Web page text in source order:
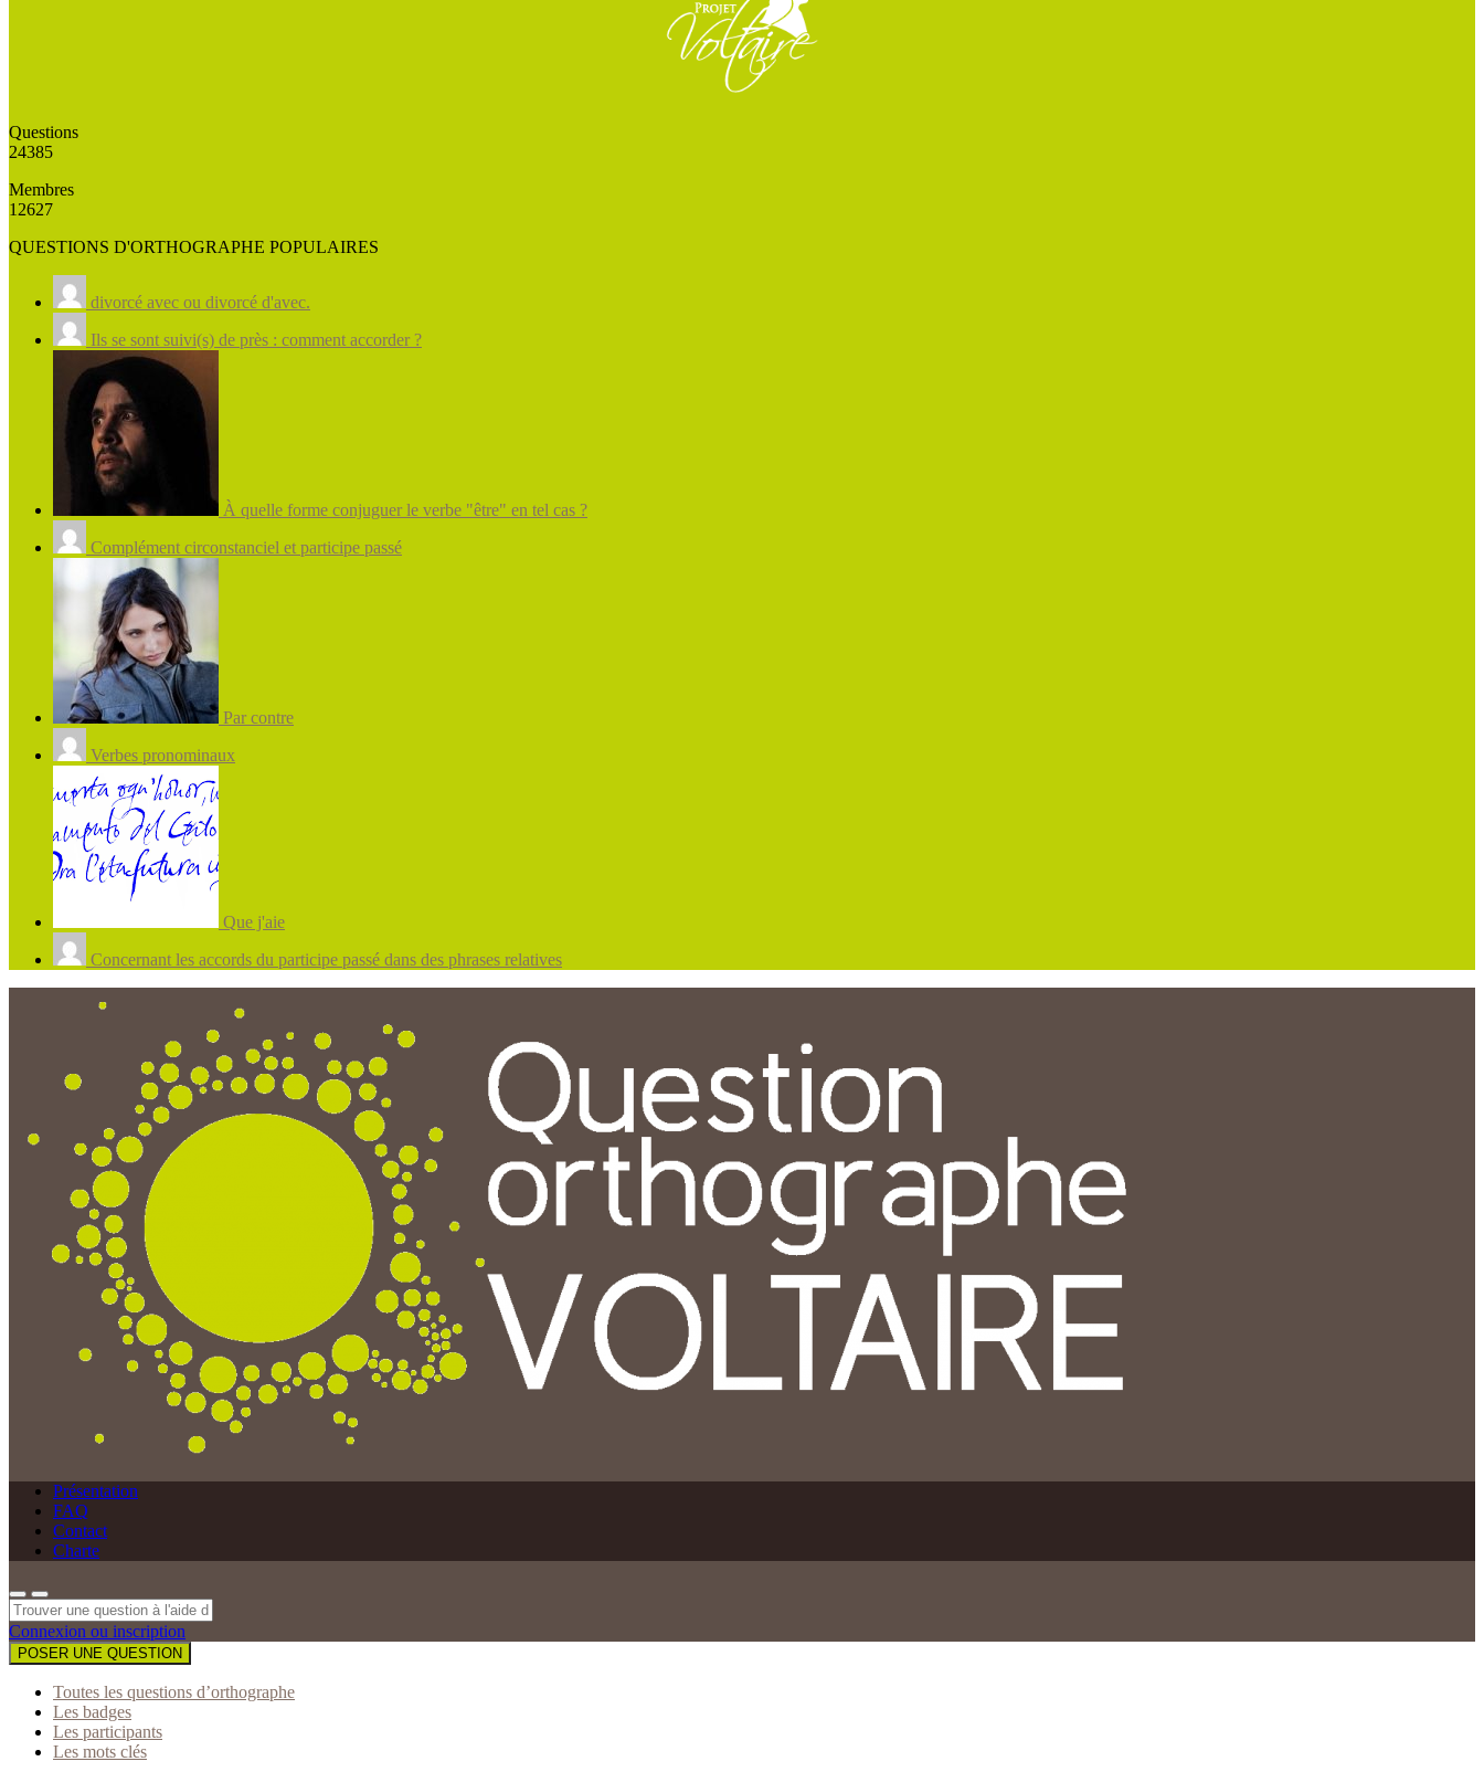
Questions
24385
Membres
12627
QUESTIONS D'ORTHOGRAPHE POPULAIRES
divorcé avec ou divorcé d'avec.
Ils se sont suivi(s) de près : comment accorder ?
À quelle forme conjuguer le verbe "être" en tel cas ?
Complément circonstanciel et participe passé
Par contre
Verbes pronominaux
Que j'aie
Concernant les accords du participe passé dans des phrases relatives
Présentation
FAQ
Contact
Charte
Connexion ou inscription
POSER UNE QUESTION
Toutes les questions d’orthographe
Les badges
Les participants
Les mots clés